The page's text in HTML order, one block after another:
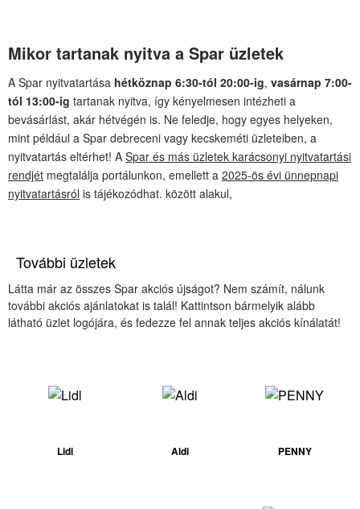
Mikor tartanak nyitva a Spar üzletek
A Spar nyitvatartása hétköznap 6:30-tól 20:00-ig, vasárnap 7:00-
tól 13:00-ig tartanak nyitva, így kényelmesen intézheti a
bevásárlást, akár hétvégén is. Ne feledje, hogy egyes helyeken,
mint például a Spar debreceni vagy kecskeméti üzleteiben, a
nyitvatartás eltérhet! A Spar és más üzletek karácsonyi nyitvatartási
rendjét megtalálja portálunkon, emellett a 2025-ös évi ünnepnapi
nyitvatartásról is tájékozódhat. között alakul,
További üzletek
Látta már az összes Spar akciós újságot? Nem számít, nálunk
további akciós ajánlatokat is talál! Kattintson bármelyik alább
látható üzlet logójára, és fedezze fel annak teljes akciós kínálatát!
Lidl Aldi PENNY